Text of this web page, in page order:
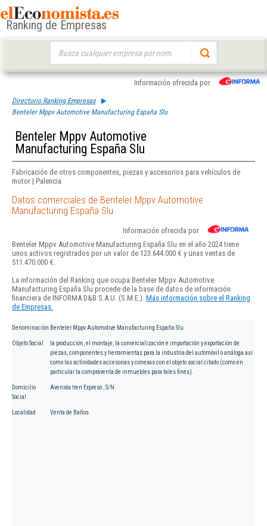
Ranking de Empresas
Información ofrecida por
Directorio Ranking Empresas
Benteler Mppv Automotive Manufacturing España Slu
Benteler Mppv Automotive
Manufacturing España Slu
Fabricación de otros componentes, piezas y accesorios para vehículos de
motor | Palencia
Datos comerciales de Benteler Mppv Automotive
Manufacturing España Slu
Información ofrecida por
Benteler Mppv Automotive Manufacturing España Slu en el año 2024 tiene
unos activos registrados por un valor de 123.644.000 € y unas ventas de
511.470.000 €.
La información del Ranking que ocupa Benteler Mppv Automotive
Manufacturing España Slu procede de la base de datos de información
financiera de INFORMA D&B S.A.U. (S.M.E.). Más información sobre el Ranking
de Empresas.
Denominación Benteler Mppv Automotive Manufacturing España Slu
Objeto Social
la producción, el montaje, la comercialización e importación y exportación de
piezas, componentes y herramientas para la industria del automóvil o análoga así
como las actividades accesorias y conexas con el objeto social citado (como en
particular la compraventa de inmuebles para tales fines).
Domicilio
Social
Avenida tren Expreso , S/N
Localidad Venta de Baños